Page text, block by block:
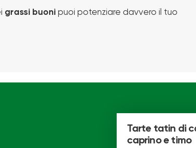
grassi buoni puoi potenziare davvero il tuo
Tarte tatin di
caprino e timo